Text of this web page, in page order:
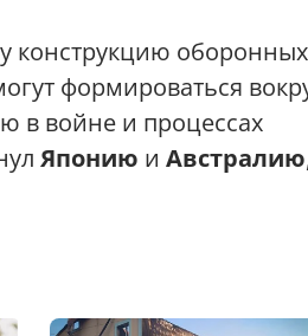
конструкцию оборонных
формироваться
в войне и процессах
Японию и Австралию